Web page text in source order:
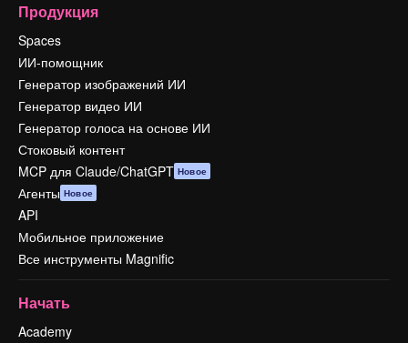
Продукция
Spaces
ИИ-помощник
Генератор изображений ИИ
Генератор видео ИИ
Генератор голоса на основе ИИ
Стоковый контент
MCP для Claude/ChatGPT Новое
Агенты Новое
API
Мобильное приложение
Все инструменты Magnific
Начать
Academy